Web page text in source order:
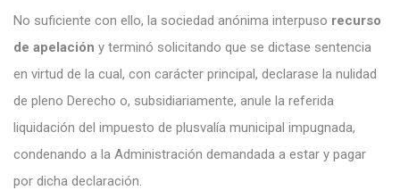
No suficiente con ello, la sociedad anónima interpuso recurso
de apelación y terminó solicitando que se dictase sentencia
en virtud de la cual, con carácter principal, declarase la nulidad
de pleno Derecho o, subsidiariamente, anule la referida
liquidación del impuesto de plusvalía municipal impugnada,
condenando a la Administración demandada a estar y pagar
por dicha declaración.